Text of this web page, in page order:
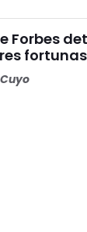
Forbes